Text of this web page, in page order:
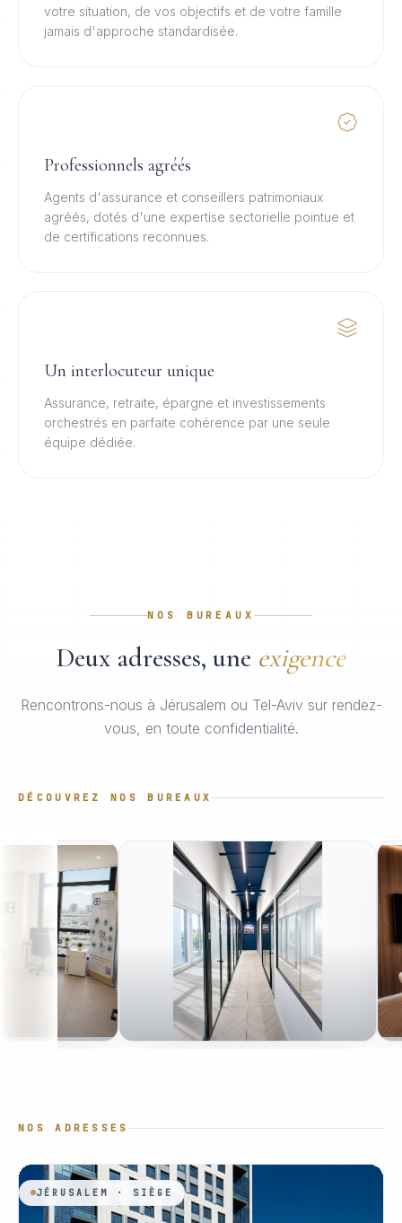
votre situation, de vos objectifs et de votre famille
jamais d'approche standardisée.
Professionnels agréés
Agents d'assurance et conseillers patrimoniaux
agréés, dotés d'une expertise sectorielle pointue et
de certifications reconnues.
Un interlocuteur unique
Assurance, retraite, épargne et investissements
orchestrés en parfaite cohérence par une seule
équipe dédiée.
NOS BUREAUX
Deux adresses, une exigence
Rencontrons-nous à Jérusalem ou Tel-Aviv sur rendez-
vous, en toute confidentialité.
DÉCOUVREZ NOS BUREAUX
NOS ADRESSES
JÉRUSALEM · SIÈGE